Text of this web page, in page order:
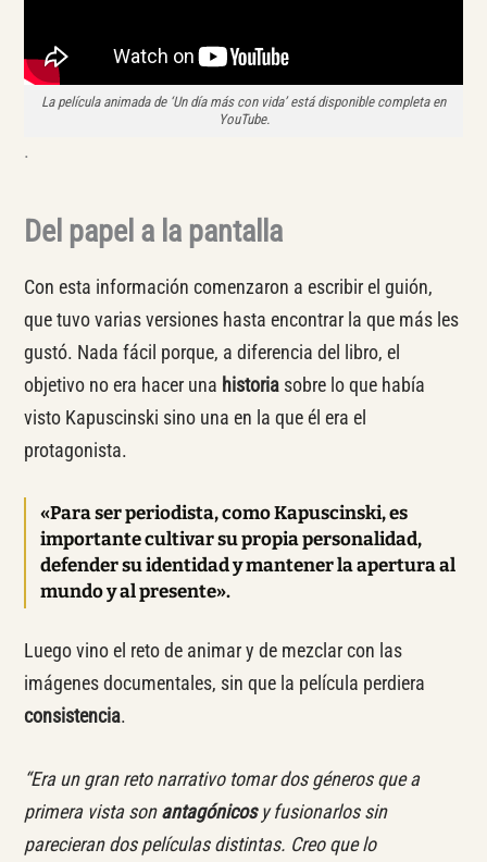
La película animada de ‘Un día más con vida’ está disponible completa en
YouTube.
.
Del papel a la pantalla
Con esta información comenzaron a escribir el guión,
que tuvo varias versiones hasta encontrar la que más les
gustó. Nada fácil porque, a diferencia del libro, el
objetivo no era hacer una historiasobre lo que había
visto Kapuscinski sino una en la que él era el
protagonista.
«Para ser periodista, como Kapuscinski, es
importante cultivar su propia personalidad,
defender su identidad y mantener la apertura al
mundo y al presente».
Luego vino el reto de animar y de mezclar con las
imágenes documentales, sin que la película perdiera
consistencia.
“Era un gran reto narrativo tomar dos géneros que a
primera vista sonantagónicosy fusionarlos sin
parecieran dos películas distintas. Creo que lo